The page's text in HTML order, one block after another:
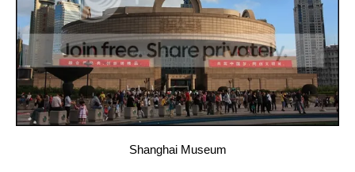
Shanghai Museum